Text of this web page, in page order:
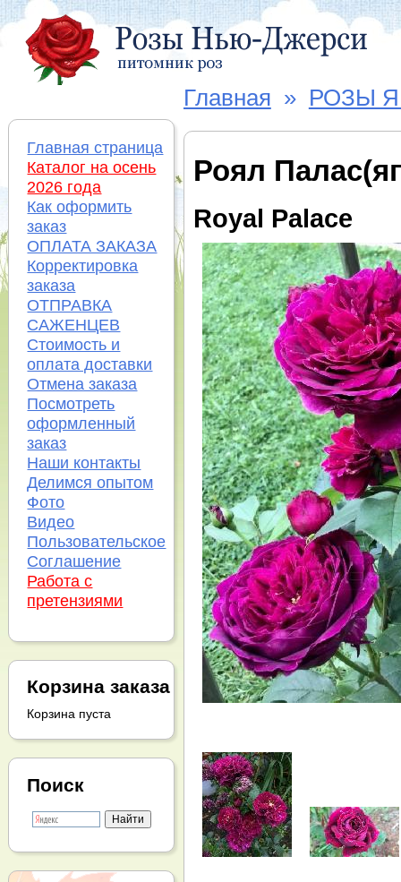
Главная » РОЗЫ
Роял
Royal Palace
Главная страница
Каталог на осень
2026 года
Как оформить
заказ
ОПЛАТА ЗАКАЗА
Корректировка
заказа
ОТПРАВКА
САЖЕНЦЕВ
Стоимость и
оплата доставки
Отмена заказа
Посмотреть
оформленный
заказ
Наши контакты
Делимся опытом
Фото
Видео
Пользовательское
Соглашение
Работа с
претензиями
Корзина заказа
Корзина пуста
Поиск